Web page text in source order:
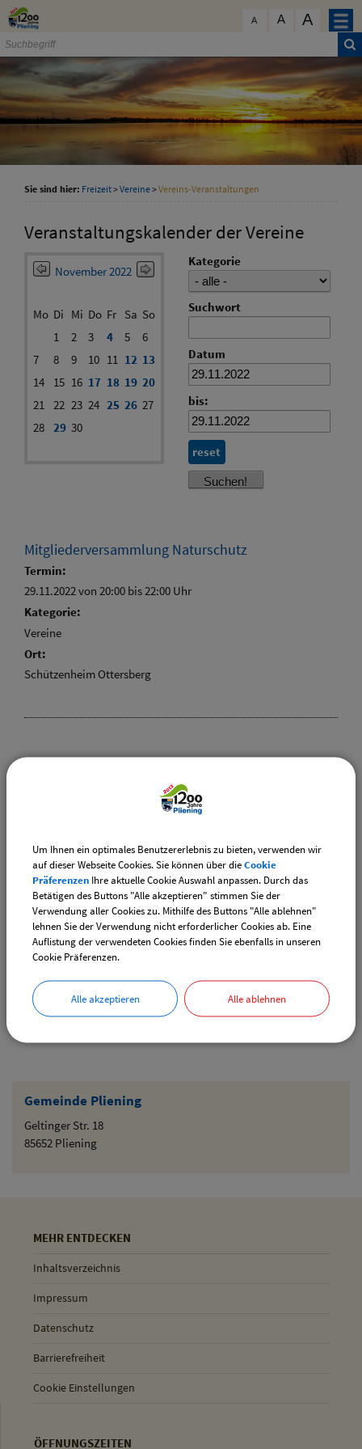
Zum Inhalt
A A A
Gemeinde Pliening
Geltinger Str. 18
85652 Pliening
Sie sind hier: Freizeit>Vereine>Vereins-Veranstaltungen
Veranstaltungskalender der Vereine
November 2022
Mo Di Mi Do Fr Sa So
1
2 3 4 5
6
7
8 9 10 11 12 13
14
15 16 17 18 19 20
21 22 23 24 25 26 27
28 29 30
Kategorie
Suchwort
Datum
bis:
reset
Mitgliederversammlung Naturschutz
Termin:
29.11.2022 von 20:00 bis 22:00 Uhr
Kategorie:
Vereine
Ort:
Schützenheim Ottersberg
Vereinsangebote speziell für junge Leute
Downloads
Den gewählten Termin als VCS-Kalenderdatei
downloaden
Den gewählten Termin als iCal-Kalenderdatei
MEHR ENTDECKEN
Inhaltsverzeichnis
Impressum
Datenschutz
Barrierefreiheit
Cookie Einstellungen
ÖFFNUNGSZEITEN
Um Ihnen ein optimales Benutzererlebnis zu bieten, verwenden wir
auf dieser Webseite Cookies. Sie können über dieCookie
Präferenzen Ihre aktuelle Cookie Auswahl anpassen. Durch das
Betätigen des Buttons "Alle akzeptieren" stimmen Sie der
Verwendung aller Cookies zu. Mithilfe des Buttons "Alle ablehnen"
lehnen Sie der Verwendung nicht erforderlicher Cookies ab. Eine
Auflistung der verwendeten Cookies finden Sie ebenfalls in unseren
Cookie Präferenzen.
Alle akzeptieren Alle ablehnen
schließen